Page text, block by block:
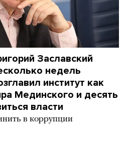
Заславский
недель
институт как
Мединского и десять
власти
в коррупции